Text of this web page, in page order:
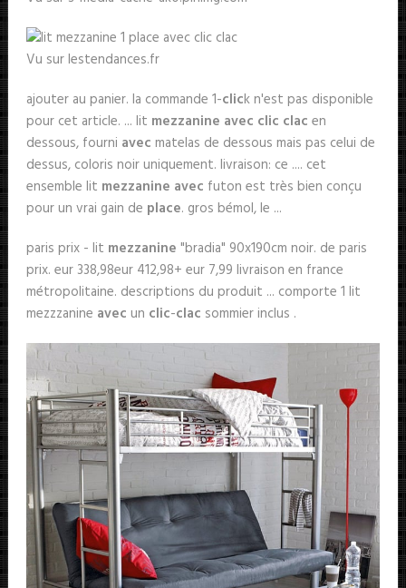
Vu sur lestendances.fr
ajouter au panier. la commande 1-click n'est pas disponible
pour cet article. ... lit mezzanine avec clic clac en
dessous, fourni avec matelas de dessous mais pas celui de
dessus, coloris noir uniquement. livraison: ce .... cet
ensemble lit mezzanine avec futon est très bien conçu
pour un vrai gain de place. gros bémol, le ...
paris prix - lit mezzanine "bradia" 90x190cm noir. de paris
prix. eur 338,98eur 412,98+ eur 7,99 livraison en france
métropolitaine. descriptions du produit ... comporte 1 lit
mezzzanine avec un clic-clac sommier inclus .